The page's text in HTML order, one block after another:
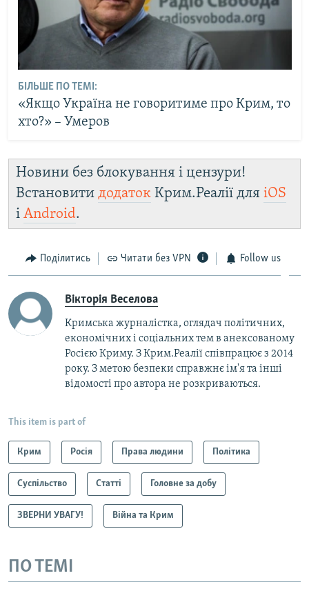
БІЛЬШЕ ПО ТЕМІ:
«Якщо Україна не говоритиме про Крим, то
хто?» – Умеров
Новини без блокування і цензури!
Встановити додаток Крим.Реалії для iOS
і Android.
Поділитись Читати без VPN Follow us
Вікторія Веселова
Кримська журналістка, оглядач політичних,
економічних і соціальних тем в анексованому
Росією Криму. З Крим.Реалії співпрацює з 2014
року. З метою безпеки справжнє ім'я та інші
відомості про автора не розкриваються.
This item is part of
Крим Росія Права людини Політика
Суспільство Статті Головне за добу
ЗВЕРНИ УВАГУ! Війна та Крим
ПО ТЕМІ